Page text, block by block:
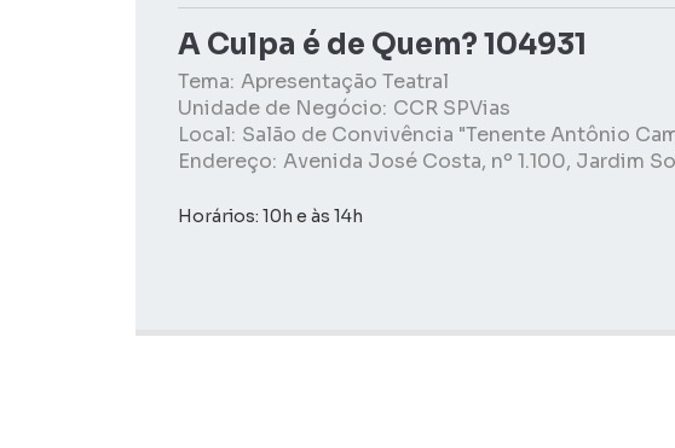
A Culpa é de Quem? 104931
Tema: Apresentação Teatral
Unidade de Negócio: CCR SPVias
Local: Salão de Convivência "Tenente Antônio
Endereço: Avenida José Costa, nº 1.100, Jardim
Horários: 10h e às 14h